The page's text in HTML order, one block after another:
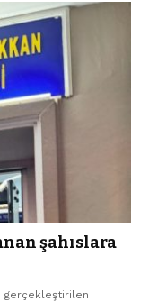
şahıslara
gerçekleştirilen